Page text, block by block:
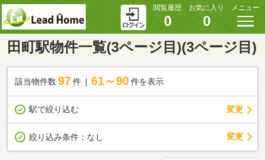
閲覧履歴
0
お気に入り
0
メニュー
田町駅物件一覧(3ページ目)(3ページ目)
該当物件数 97件 61～90 件を表示
駅で絞り込む 変更
絞り込み条件： なし 変更